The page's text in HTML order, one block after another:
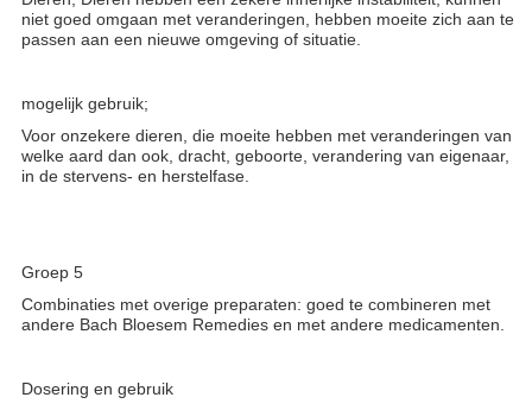
niet goed omgaan met veranderingen, hebben moeite zich aan te
passen aan een nieuwe omgeving of situatie.
mogelijk gebruik;
Voor onzekere dieren, die moeite hebben met veranderingen van
welke aard dan ook, dracht, geboorte, verandering van eigenaar,
in de stervens- en herstelfase.
Groep 5
Combinaties met overige preparaten: goed te combineren met
andere Bach Bloesem Remedies en met andere medicamenten.
Dosering en gebruik